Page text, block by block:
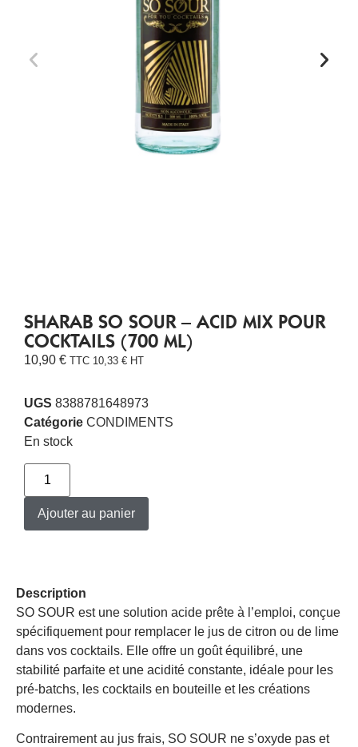
SHARAB SO SOUR – ACID MIX POUR
COCKTAILS (700 ML)
10,90 € TTC 10,33 € HT
UGS 8388781648973
Catégorie CONDIMENTS
En stock
Ajouter au panier
Description
SO SOUR est une solution acide prête à l’emploi, conçue
spécifiquement pour remplacer le jus de citron ou de lime
dans vos cocktails. Elle offre un goût équilibré, une
stabilité parfaite et une acidité constante, idéale pour les
pré-batchs, les cocktails en bouteille et les créations
modernes.
Contrairement au jus frais, SO SOUR ne s’oxyde pas et